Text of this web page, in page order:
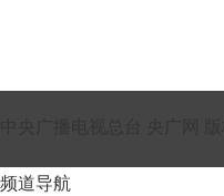
频道导航